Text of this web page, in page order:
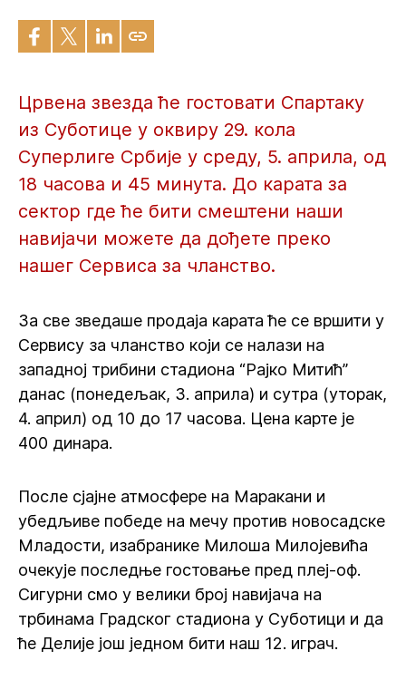
Црвена звезда ће гостовати Спартаку
из Суботице у оквиру 29. кола
Суперлиге Србије у среду, 5. априла, од
18 часова и 45 минута. До карата за
сектор где ће бити смештени наши
навијачи можете да дођете преко
нашег Сервиса за чланство.
За све зведаше продаја карата ће се вршити у
Сервису за чланство који се налази на
западној трибини стадиона “Рајко Митић”
данас (понедељак, 3. априла) и сутра (уторак,
4. април) од 10 до 17 часова. Цена карте је
400 динара.
После сјајне атмосфере на Маракани и
убедљиве победе на мечу против новосадске
Младости, изабранике Милоша Милојевића
очекује последње гостовање пред плеј-оф.
Сигурни смо у велики број навијача на
трбинама Градског стадиона у Суботици и да
ће Делије још једном бити наш 12. играч.